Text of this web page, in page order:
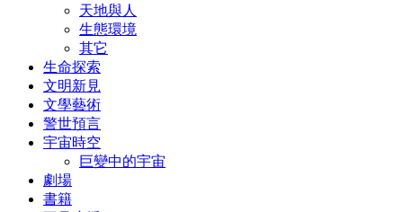
天地與人
生態環境
其它
生命探索
文明新見
文學藝術
警世預言
宇宙時空
巨變中的宇宙
劇場
書籍